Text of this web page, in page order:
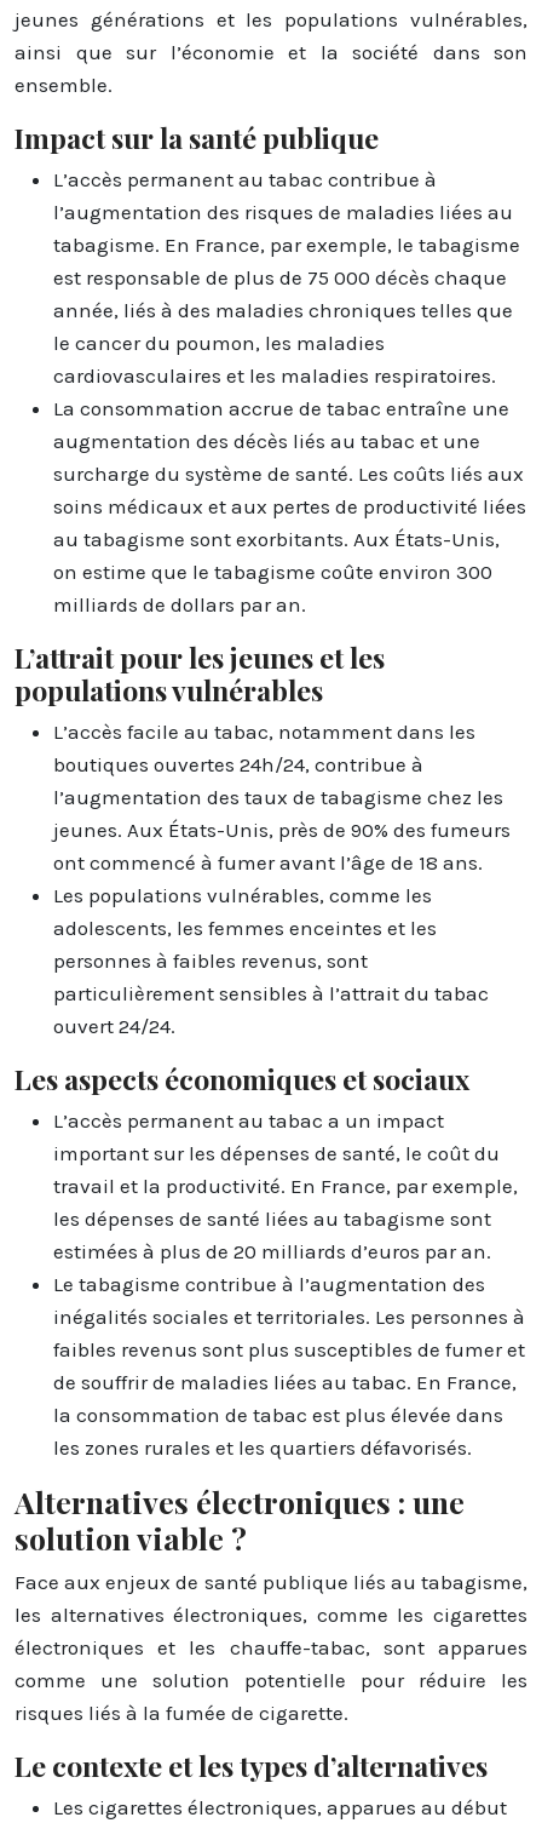
jeunes générations et les populations vulnérables,
ainsi que sur l’économie et la société dans son
ensemble.
Impact sur la santé publique
L’accès permanent au tabac contribue à
l’augmentation des risques de maladies liées au
tabagisme. En France, par exemple, le tabagisme
est responsable de plus de 75 000 décès chaque
année, liés à des maladies chroniques telles que
le cancer du poumon, les maladies
cardiovasculaires et les maladies respiratoires.
La consommation accrue de tabac entraîne une
augmentation des décès liés au tabac et une
surcharge du système de santé. Les coûts liés aux
soins médicaux et aux pertes de productivité liées
au tabagisme sont exorbitants. Aux États-Unis,
on estime que le tabagisme coûte environ 300
milliards de dollars par an.
L’attrait pour les jeunes et les
populations vulnérables
L’accès facile au tabac, notamment dans les
boutiques ouvertes 24h/24, contribue à
l’augmentation des taux de tabagisme chez les
jeunes. Aux États-Unis, près de 90% des fumeurs
ont commencé à fumer avant l’âge de 18 ans.
Les populations vulnérables, comme les
adolescents, les femmes enceintes et les
personnes à faibles revenus, sont
particulièrement sensibles à l’attrait du tabac
ouvert 24/24.
Les aspects économiques et sociaux
L’accès permanent au tabac a un impact
important sur les dépenses de santé, le coût du
travail et la productivité. En France, par exemple,
les dépenses de santé liées au tabagisme sont
estimées à plus de 20 milliards d’euros par an.
Le tabagisme contribue à l’augmentation des
inégalités sociales et territoriales. Les personnes à
faibles revenus sont plus susceptibles de fumer et
de souffrir de maladies liées au tabac. En France,
la consommation de tabac est plus élevée dans
les zones rurales et les quartiers défavorisés.
Alternatives électroniques : une
solution viable ?
Face aux enjeux de santé publique liés au tabagisme,
les alternatives électroniques, comme les cigarettes
électroniques et les chauffe-tabac, sont apparues
comme une solution potentielle pour réduire les
risques liés à la fumée de cigarette.
Le contexte et les types d’alternatives
Les cigarettes électroniques, apparues au début